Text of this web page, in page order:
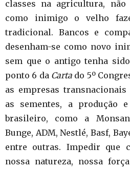
classes na agricultura,
como inimigo o velho
tradicional. Bancos e
desenham-se como novo
sem que o antigo tenha
ponto 6 da Carta do 5º
as empresas
as sementes, a produção
brasileiro, como a
Bunge, ADM, Nestlé, Basf,
entre outras. Impedir que
nossa natureza, nossa